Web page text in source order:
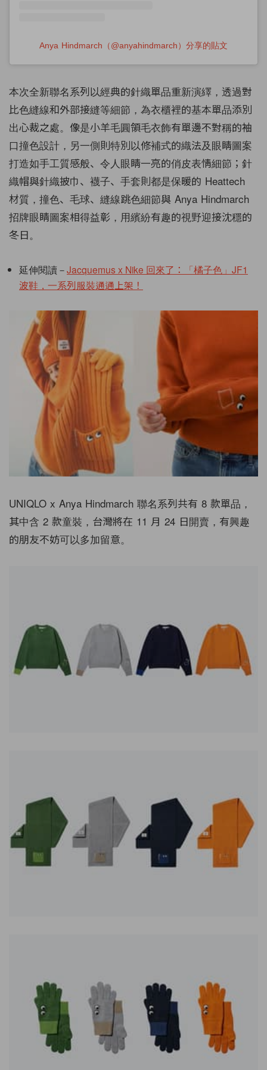
Anya Hindmarch（@anyahindmarch）分享的貼文
本次全新聯名系列以經典的針織單品重新演繹，透過對
比色縫線和外部接縫等細節，為衣櫃裡的基本單品添別
出心裁之處。像是小羊毛圓領毛衣飾有單邊不對稱的袖
口撞色設計，另一側則特別以修補式的織法及眼睛圖案
打造如手工質感般、令人眼睛一亮的俏皮表情細節；針
織帽與針織披巾、襪子、手套則都是保暖的 Heattech
材質，撞色、毛球、縫線跳色細節與 Anya Hindmarch
招牌眼睛圖案相得益彰，用繽紛有趣的視野迎接沈穩的
冬日。
延伸閱讀－Jacquemus x Nike 回來了：「橘子色」JF1
波鞋，一系列服裝通通上架！
UNIQLO x Anya Hindmarch 聯名系列共有 8 款單品，
其中含 2 款童裝，台灣將在 11 月 24 日開賣，有興趣
的朋友不妨可以多加留意。